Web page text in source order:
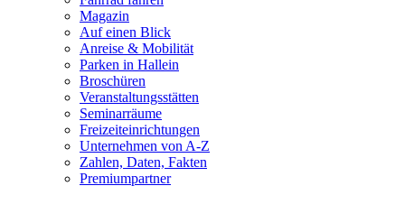
Magazin
Auf einen Blick
Anreise & Mobilität
Parken in Hallein
Broschüren
Veranstaltungsstätten
Seminarräume
Freizeiteinrichtungen
Unternehmen von A-Z
Zahlen, Daten, Fakten
Premiumpartner